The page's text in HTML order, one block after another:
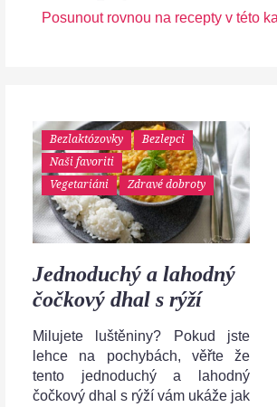
Posunout rovnou na recepty v této
Bezlaktózovky
Bezlepci
Naši favoriti
Vegetariáni
Zdravé dobroty
Jednoduchý a lahodný
čočkový dhal s rýží
Milujete luštěniny? Pokud jste
lehce na pochybách, věřte že
tento jednoduchý a lahodný
čočkový dhal s rýží vám ukáže jak